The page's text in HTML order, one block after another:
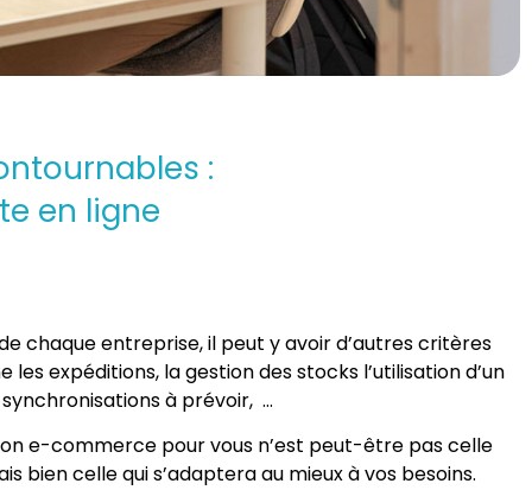
:
en ligne
chaque entreprise, il peut y avoir d’autres critères
expéditions, la gestion des stocks l’utilisation d’un
synchronisations à prévoir, …
e-commerce pour vous n’est peut-être pas celle
bien celle qui s’adaptera au mieux à vos besoins.